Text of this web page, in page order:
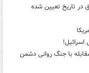
در تاریخ تعیین شده
اسرائیل!
با جنگ روانی دشمن